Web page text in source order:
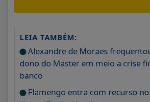
LEIA TAMBÉM:
Alexandre de Moraes
dono do Master em meio a crise
banco
Flamengo entra com recurso no